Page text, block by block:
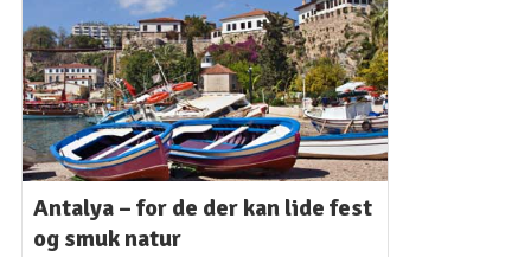
Antalya – for de der kan lide fest
og smuk natur